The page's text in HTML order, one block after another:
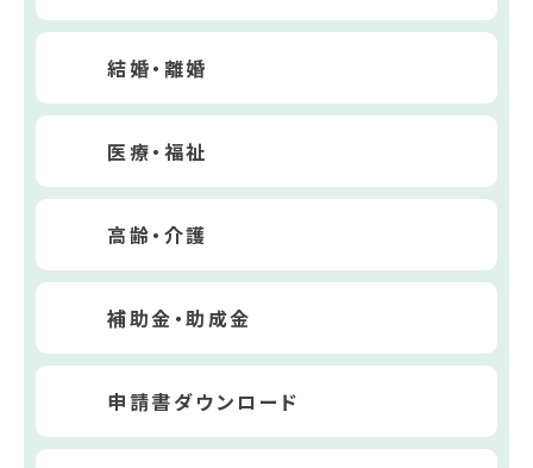
結婚・離婚
医療・福祉
高齢・介護
補助金・助成金
申請書ダウンロード